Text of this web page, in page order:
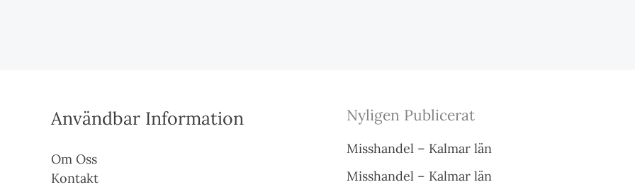
Användbar Information
Om Oss
Kontakt
Nyligen Publicerat
Misshandel – Kalmar län
Misshandel – Kalmar län